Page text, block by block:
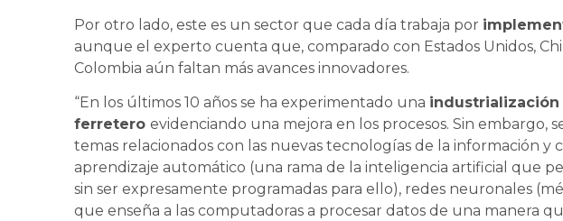
Por otro lado, este es un sector que cada día trabaja por
aunque el experto cuenta que, comparado con Estados Unidos,
Colombia aún faltan más avances innovadores.
“En los últimos 10 años se ha experimentado una
ferretero evidenciando una mejora en los procesos. Sin embargo,
temas relacionados con las nuevas tecnologías de la información y
aprendizaje automático (una rama de la inteligencia artificial que
sin ser expresamente programadas para ello), redes neuronales
que enseña a las computadoras a procesar datos de una manera